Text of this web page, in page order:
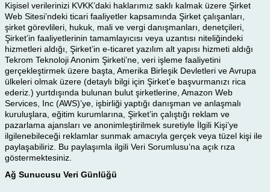
Kişisel verilerinizi KVKK’daki haklarımız saklı kalmak üzere Şirket
Web Sitesi’ndeki ticari faaliyetler kapsamında Şirket çalışanları,
şirket görevlileri, hukuk, mali ve vergi danışmanları, denetçileri,
Şirket’in faaliyetlerinin tamamlayıcısı veya uzantısı niteliğindeki
hizmetleri aldığı, Şirket’in e-ticaret yazılım alt yapısı hizmeti aldığı
Tekrom Teknoloji Anonim Şirketi’ne, veri işleme faaliyetini
gerçekleştirmek üzere başta, Amerika Birleşik Devletleri ve Avrupa
ülkeleri olmak üzere (detaylı bilgi için Şirket’e başvurmanızı rica
ederiz.) yurtdışında bulunan bulut şirketlerine, Amazon Web
Services, Inc (AWS)’ye, işbirliği yaptığı danışman ve anlaşmalı
kuruluşlara, eğitim kurumlarına, Şirket’in çalıştığı reklam ve
pazarlama ajansları ve anonimleştirilmek suretiyle İlgili Kişi’ye
ilgilenebileceği reklamlar sunmak amacıyla gerçek veya tüzel kişi ile
paylaşabiliriz. Bu paylaşımla ilgili Veri Sorumlusu’na açık rıza
göstermektesiniz.
Ağ Sunucusu Veri Günlüğü